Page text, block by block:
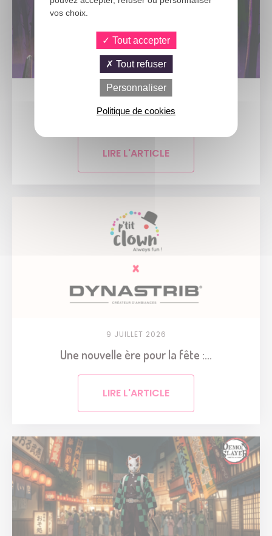
5 AOÛT 2026
Plongez dans l'univers culte de «...
LIRE L'ARTICLE
9 JUILLET 2026
Une nouvelle ère pour la fête :...
LIRE L'ARTICLE
vos choix.
Tout accepter
Tout refuser
Personnaliser
Politique de cookies